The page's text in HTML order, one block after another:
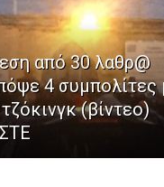
από 30 λαθρ@
4 συμπολίτες
(βίντεο)